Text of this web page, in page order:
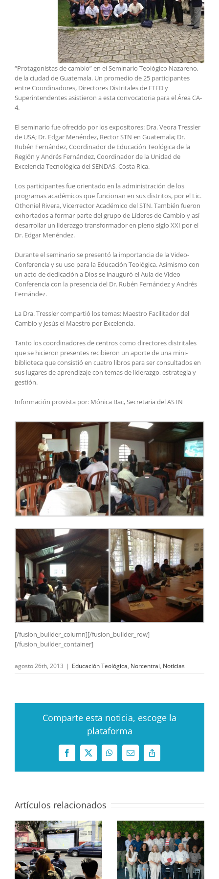
“Protagonistas de cambio” en el Seminario Teológico Nazareno,
de la ciudad de Guatemala. Un promedio de 25 participantes
entre Coordinadores, Directores Distritales de ETED y
Superintendentes asistieron a esta convocatoria para el Área CA-
4.
El seminario fue ofrecido por los expositores: Dra. Veora Tressler
de USA; Dr. Edgar Menéndez, Rector STN en Guatemala; Dr.
Rubén Fernández, Coordinador de Educación Teológica de la
Región y Andrés Fernández, Coordinador de la Unidad de
Excelencia Tecnológica del SENDAS, Costa Rica.
Los participantes fue orientado en la administración de los
programas académicos que funcionan en sus distritos, por el Lic.
Othoniel Rivera, Vicerrector Académico del STN. También fueron
exhortados a formar parte del grupo de Líderes de Cambio y así
desarrollar un liderazgo transformador en pleno siglo XXI por el
Dr. Edgar Menéndez.
Durante el seminario se presentó la importancia de la Video-
Conferencia y su uso para la Educación Teológica. Asimismo con
un acto de dedicación a Dios se inauguró el Aula de Video
Conferencia con la presencia del Dr. Rubén Fernández y Andrés
Fernández.
La Dra. Tressler compartió los temas: Maestro Facilitador del
Cambio y Jesús el Maestro por Excelencia.
Tanto los coordinadores de centros como directores distritales
que se hicieron presentes recibieron un aporte de una mini-
biblioteca que consistió en cuatro libros para ser consultados en
sus lugares de aprendizaje con temas de liderazgo, estrategia y
gestión.
Información provista por: Mónica Bac, Secretaria del ASTN
[/fusion_builder_column][/fusion_builder_row]
[/fusion_builder_container]
agosto 26th, 2013 | Educación Teológica, Norcentral, Noticias
Comparte esta noticia, escoge la
plataforma
Facebook
X WhatsAppCorreo
electrónico
Copy
Link
Artículos relacionados